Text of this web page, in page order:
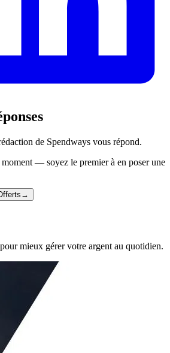
de Spendways vous répond.
— soyez le premier à en poser une
→
mieux gérer votre argent au quotidien.